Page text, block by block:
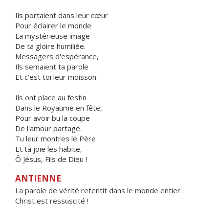
Ils portaient dans leur cœur
Pour éclairer le monde
La mystérieuse image
De ta gloire humiliée.
Messagers d'espérance,
Ils semaient ta parole
Et c'est toi leur moisson.
Ils ont place au festin
Dans le Royaume en fête,
Pour avoir bu la coupe
De l'amour partagé.
Tu leur montres le Père
Et ta joie les habite,
Ô Jésus, Fils de Dieu !
ANTIENNE
La parole de vérité retentit dans le monde entier :
Christ est ressuscité !